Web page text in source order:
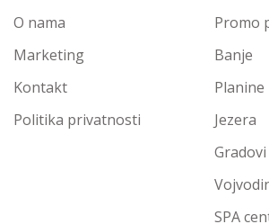
O nama
Marketing
Kontakt
Politika privatnosti
Promo
Banje
Planine
Jezera
Gradovi
SPA